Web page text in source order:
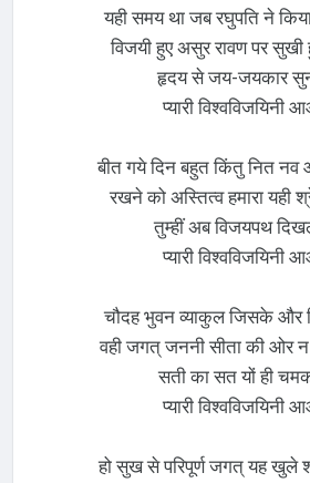
यही समय था जब रघुपति ने
विजयी हुए असुर रावण पर
हृदय से जय-जयकार
प्यारी विश्वविजयिनी
बीत गये दिन बहुत किंतु नित नव
रखने को अस्तित्व हमारा यही
तुम्हीं अब विजयपथ
प्यारी विश्वविजयिनी
चौदह भुवन व्याकुल जिसके और
वही जगत् जननी सीता की ओर न
सती का सत यों ही
प्यारी विश्वविजयिनी
हो सुख से परिपूर्ण जगत् यह खुले